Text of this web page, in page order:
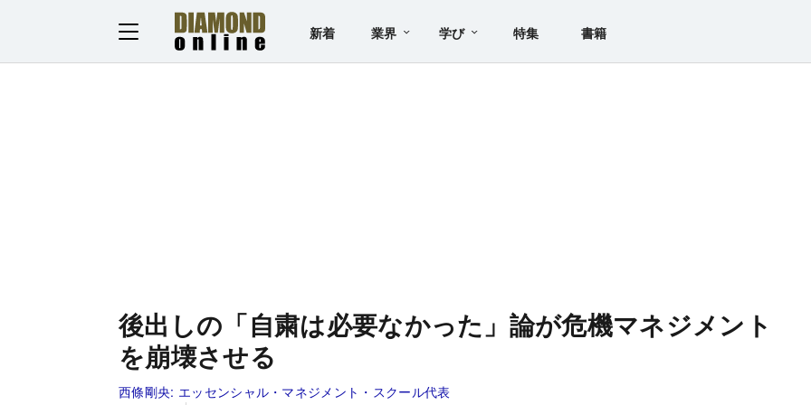
新着 業界 学び 特集 書籍
後出しの「自粛は必要なかった」論が危機マネジメント
を崩壊させる
西條剛央: エッセンシャル・マネジメント・スクール代表